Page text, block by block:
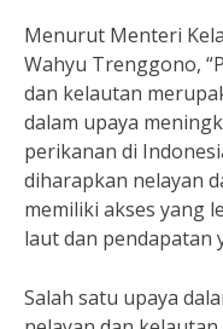
Menurut Menteri
Wahyu Trenggono,
dan kelautan
dalam upaya
perikanan di
diharapkan nelayan
memiliki akses yang
laut dan pendapatan
Salah satu upaya